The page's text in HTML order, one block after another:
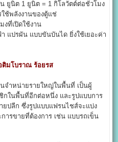
นิต 1 ยูนิต = 1 กิโลวัตต์ต่อชั่วโมง
งานของตู้แช่
ดใช้งาน
แบบขันบันได ยิ่งใช้เยอะค่า
ติมโบราณ ร้อยรส
หน่ายรายใหญ่ในพื้นที่ เป็นผู้
กในพื้นที่อีกต่อหนึ่ง และรูปแบบการ
ปลีก ซึ่งรูปแบบแฟรนไชส์จะแบ่ง
รขายที่ต้องการ เช่น แบบรถเข็น